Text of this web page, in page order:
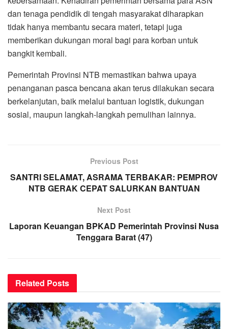
dan tenaga pendidik di tengah masyarakat diharapkan
tidak hanya membantu secara materi, tetapi juga
memberikan dukungan moral bagi para korban untuk
bangkit kembali.
Pemerintah Provinsi NTB memastikan bahwa upaya
penanganan pasca bencana akan terus dilakukan secara
berkelanjutan, baik melalui bantuan logistik, dukungan
sosial, maupun langkah-langkah pemulihan lainnya.
Previous Post
SANTRI SELAMAT, ASRAMA TERBAKAR: PEMPROV
NTB GERAK CEPAT SALURKAN BANTUAN
Next Post
Laporan Keuangan BPKAD Pemerintah Provinsi Nusa
Tenggara Barat (47)
Related Posts